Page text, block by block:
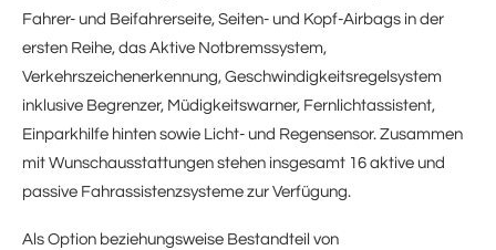
Fahrer- und Beifahrerseite, Seiten- und Kopf-Airbags in der
ersten Reihe, das Aktive Notbremssystem,
Verkehrszeichenerkennung, Geschwindigkeitsregelsystem
inklusive Begrenzer, Müdigkeitswarner, Fernlichtassistent,
Einparkhilfe hinten sowie Licht- und Regensensor. Zusammen
mit Wunschausstattungen stehen insgesamt 16 aktive und
passive Fahrassistenzsysteme zur Verfügung.
Als Option beziehungsweise Bestandteil von